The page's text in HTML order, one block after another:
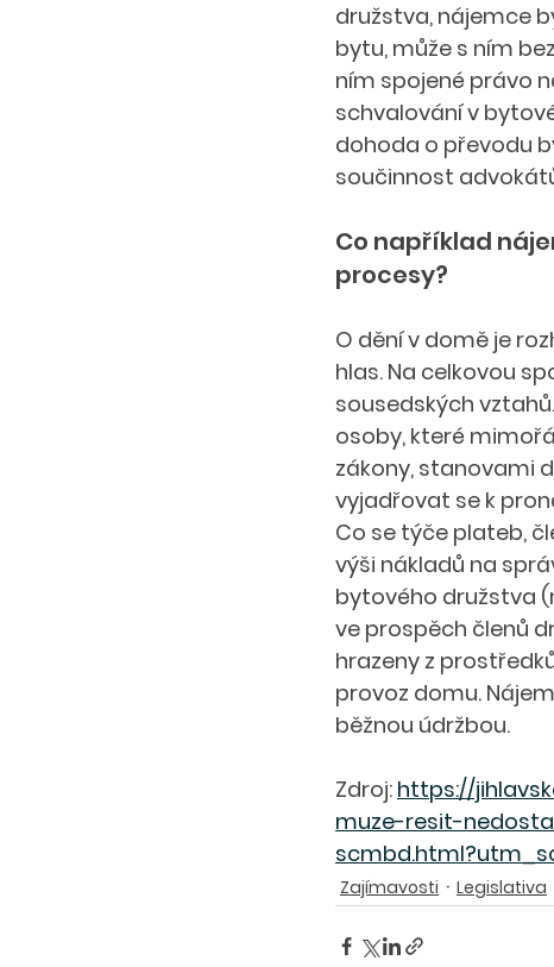
družstva, nájemce
bytu, může s ním
ním spojené právo
schvalování v
dohoda o převodu
součinnost
Co například
procesy?
O dění v domě je
hlas. Na celkovou
sousedských
osoby, které
zákony, stanovami
vyjadřovat se k
Co se týče plateb,
výši nákladů na
bytového družstva
ve prospěch členů
hrazeny z
provoz domu.
běžnou údržbou.
Zdroj: https://
muze-resit-
Zajímavosti Legislativa